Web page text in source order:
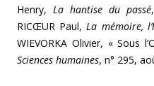
Henry, La hantise du passé
RICŒUR Paul,La mémoire,
WIEVORKA Olivier, « Sous
Sciences humaines, n° 295,